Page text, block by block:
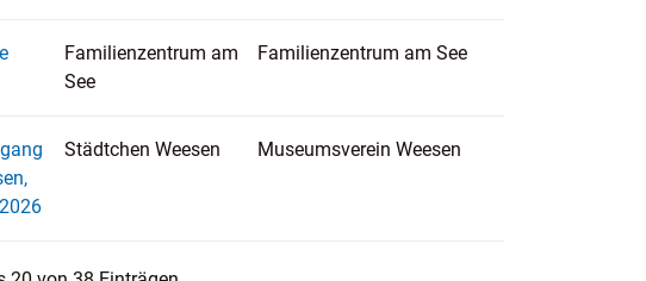
Familienzentrum am
See
Familienzentrum am See
Städtchen Weesen Museumsverein Weesen